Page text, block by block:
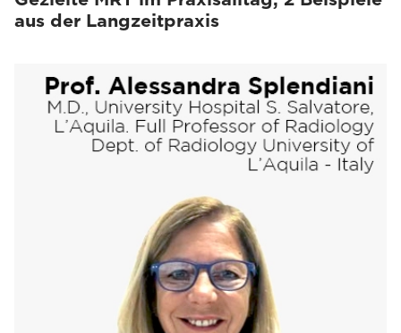
aus der Langzeitpraxis